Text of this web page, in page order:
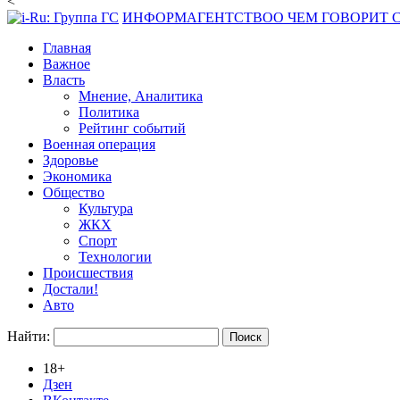
ИНФОРМАГЕНТСТВОО ЧЕМ ГОВОРИТ
Главная
Важное
Власть
Мнение, Аналитика
Политика
Рейтинг событий
Военная операция
Здоровье
Экономика
Общество
Культура
ЖКХ
Спорт
Технологии
Происшествия
Достали!
Авто
Найти:
18+
Дзен